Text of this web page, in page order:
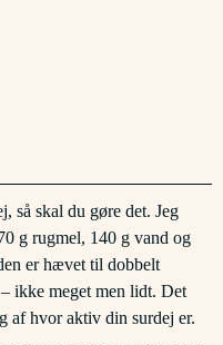
så skal du gøre det. Jeg
g rugmel, 140 g vand og
er hævet til dobbelt
ikke meget men lidt. Det
af hvor aktiv din surdej er.